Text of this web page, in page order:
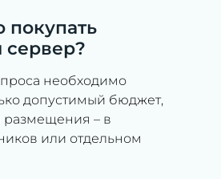
покупать
необходимо
допустимый бюджет,
размещения – в
или отдельном